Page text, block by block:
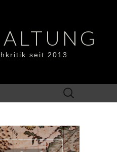
seit 2013
Suchen
nach: